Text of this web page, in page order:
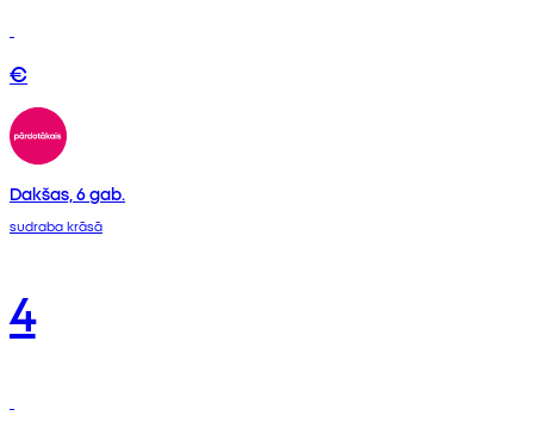
€
Dakšas, 6 gab.
sudraba krāsā
4